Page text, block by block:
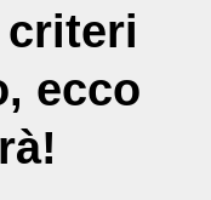
criteri
ecco